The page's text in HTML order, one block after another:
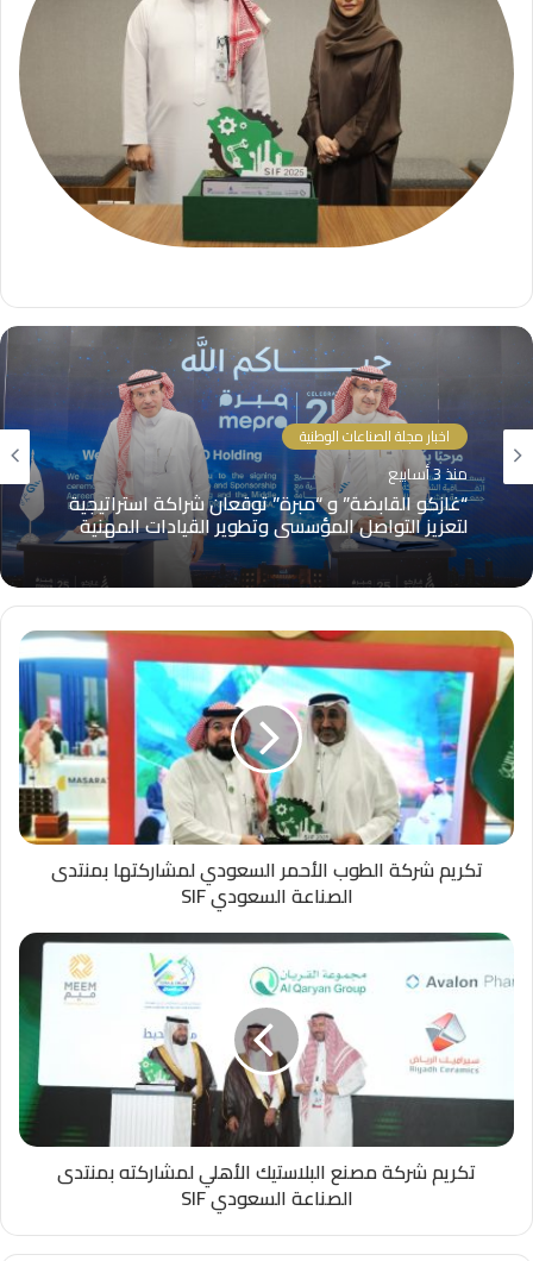
اخبار مجلة الصناعات الوطنية
منذ 3 أسابيع
“غازكو القابضة” و “مبرة” توقعان شراكة استراتيجية
لتعزيز التواصل المؤسسي وتطوير القيادات المهنية
اخبار مجلة الصناعات الوطنية
منذ 3 أسابيع
“الفنار” للعربية: التوطين دفع صادراتنا من مفاتيح
الجهد المتوسط لمليار ريال
تكريم شركة الطوب الأحمر السعودي لمشاركتها بمنتدى
الصناعة السعودي SIF
تكريم شركة مصنع البلاستيك الأهلي لمشاركته بمنتدى
الصناعة السعودي SIF